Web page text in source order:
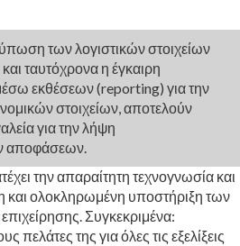
των λογιστικών στοιχείων
ταυτόχρονα η έγκαιρη
εκθέσεων (reporting) για την
στοιχείων, αποτελούν
για την λήψη
αποφάσεων.
την απαραίτητη τεχνογνωσία και
και ολοκληρωμένη υποστήριξη των
Συγκεκριμένα:
πελάτες της για όλες τις εξελίξεις